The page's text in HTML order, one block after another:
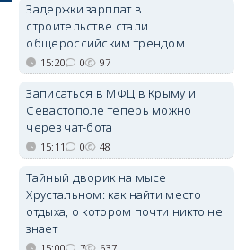
Задержки зарплат в
строительстве стали
общероссийским трендом
15:20 0 97
Записаться в МФЦ в Крыму и
Севастополе теперь можно
через чат-бота
15:11 0 48
Тайный дворик на мысе
Хрустальном: как найти место
отдыха, о котором почти никто не
знает